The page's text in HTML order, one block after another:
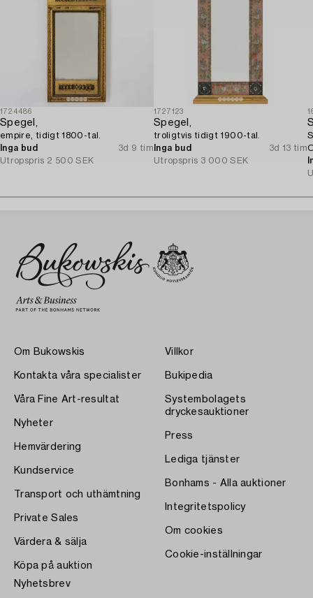
1724486
Spegel,
empire, tidigt 1800-tal.
Inga bud
3d 9 tim
Utropspris 2 500 SEK
1727123
Spegel,
troligtvis tidigt 1900-tal.
Inga bud
3d 13 tim
Utropspris 3 000 SEK
Om Bukowskis
Kontakta våra specialister
Våra Fine Art-resultat
Nyheter
Hemvärdering
Kundservice
Transport och uthämtning
Private Sales
Värdera & sälja
Köpa på auktion
Villkor
Bukipedia
Systembolagets
dryckesauktioner
Press
Lediga tjänster
Bonhams - Alla auktioner
Integritetspolicy
Om cookies
Cookie-inställningar
Nyhetsbrev